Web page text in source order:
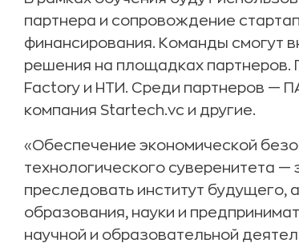
партнера и сопровождение
финансирования. Команды смогут
решения на площадках партнеров.
Factory и НТИ. Среди партнеров —
компания Startech.vc и другие.
«Обеспечение экономической
технологического суверенитета
преследовать институт будущего,
образования, науки и
научной и образовательной